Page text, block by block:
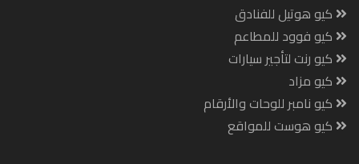
كيو هوتيل للفنادق
كيو فوود للمطاعم
كيو رنت لتأجير سيارات
كيو مزاد
كيو نامبر للوحات والأرقام
كيو هوست للمواقع